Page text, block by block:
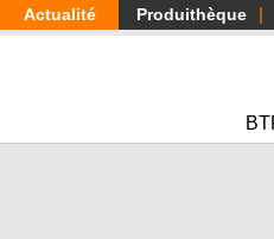
Aller
au
Actualité Produithèque